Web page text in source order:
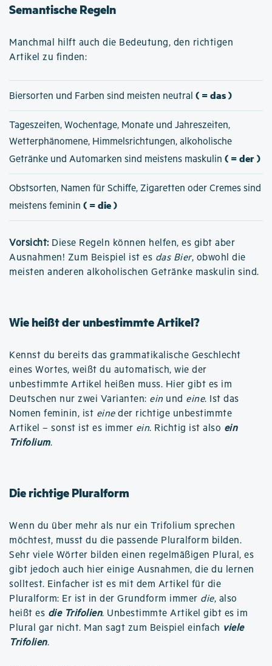
Semantische Regeln
Manchmal hilft auch die Bedeutung, den richtigen
Artikel zu finden:
Biersorten und Farben sind meisten neutral ( = das )
Tageszeiten, Wochentage, Monate und Jahreszeiten,
Wetterphänomene, Himmelsrichtungen, alkoholische
Getränke und Automarken sind meistens maskulin ( = der )
Obstsorten, Namen für Schiffe, Zigaretten oder Cremes sind
meistens feminin ( = die )
Vorsicht:Diese Regeln können helfen, es gibt aber
Ausnahmen! Zum Beispiel ist es das Bier, obwohl die
meisten anderen alkoholischen Getränke maskulin sind.
Wie heißt der unbestimmte Artikel?
Kennst du bereits das grammatikalische Geschlecht
eines Wortes, weißt du automatisch, wie der
unbestimmte Artikel heißen muss. Hier gibt es im
Deutschen nur zwei Varianten: ein und eine. Ist das
Nomen feminin, ist eineder richtige unbestimmte
Artikel – sonst ist es immer ein. Richtig ist also ein
Trifolium.
Die richtige Pluralform
Wenn du über mehr als nur ein Trifolium sprechen
möchtest, musst du die passende Pluralform bilden.
Sehr viele Wörter bilden einen regelmäßigen Plural, es
gibt jedoch auch hier einige Ausnahmen, die du lernen
solltest. Einfacher ist es mit dem Artikel für die
Pluralform: Er ist in der Grundform immer die, also
heißt es die Trifolien. Unbestimmte Artikel gibt es im
Plural gar nicht. Man sagt zum Beispiel einfach viele
Trifolien.